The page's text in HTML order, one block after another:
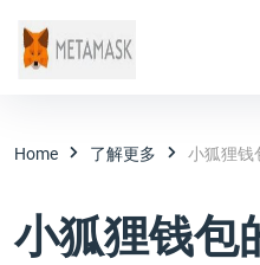
Home 了解更多 小狐狸钱
小狐狸钱包